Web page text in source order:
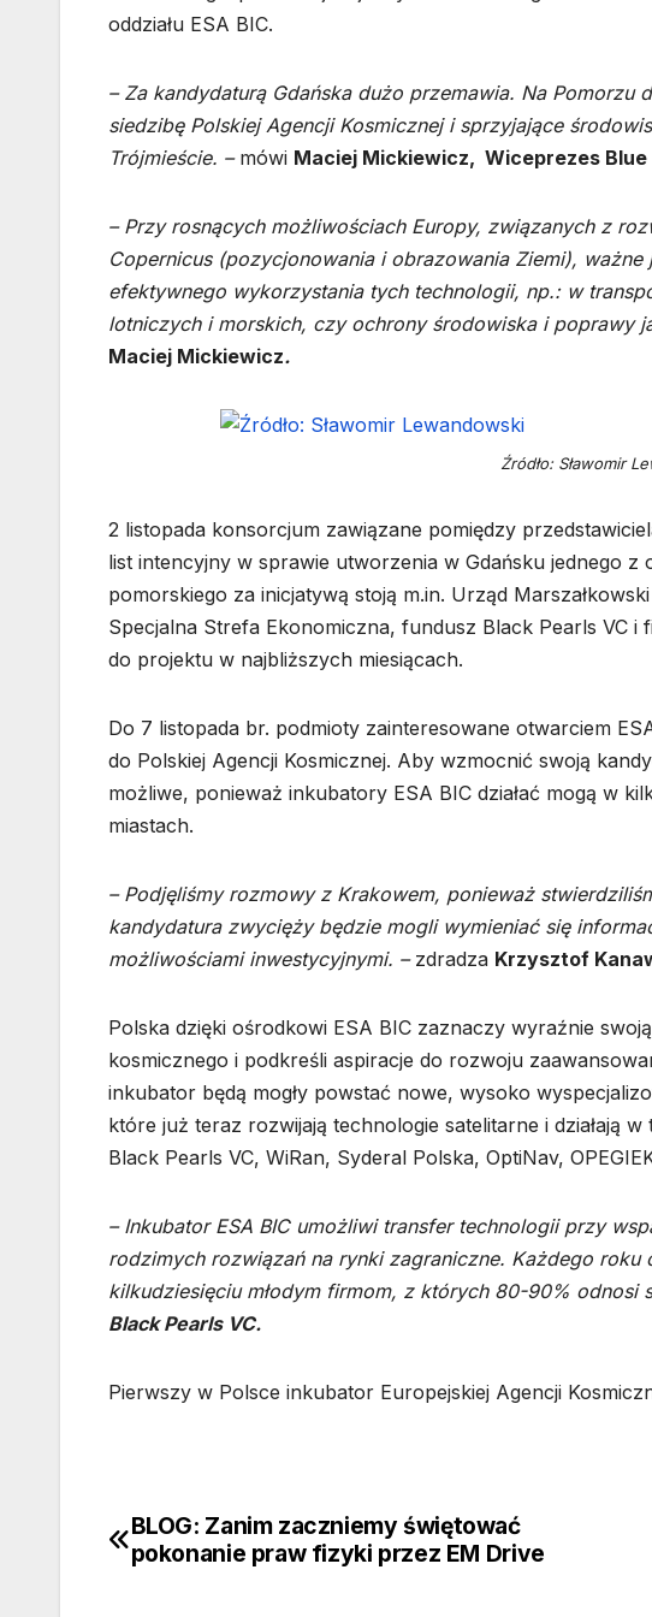
oddziału ESA BIC.
– Za kandydaturą Gdańska dużo przemawia. Na Pomorzu
siedzibę Polskiej Agencji Kosmicznej i sprzyjające
Trójmieście. – mówi Maciej Mickiewicz, Wiceprezes Blue
– Przy rosnących możliwościach Europy, związanych z
Copernicus (pozycjonowania i obrazowania Ziemi),
efektywnego wykorzystania tych technologii, np.: w
lotniczych i morskich, czy ochrony środowiska i poprawy
Maciej Mickiewicz.
Źródło: Sławomir
2 listopada konsorcjum zawiązane pomiędzy
list intencyjny w sprawie utworzenia w Gdańsku jednego z
pomorskiego za inicjatywą stoją m.in. Urząd
Specjalna Strefa Ekonomiczna, fundusz Black Pearls VC i
do projektu w najbliższych miesiącach.
Do 7 listopada br. podmioty zainteresowane otwarciem
do Polskiej Agencji Kosmicznej. Aby wzmocnić swoją
możliwe, ponieważ inkubatory ESA BIC działać mogą w
miastach.
– Podjęliśmy rozmowy z Krakowem, ponieważ
kandydatura zwycięży będzie mogli wymieniać się
możliwościami inwestycyjnymi. – zdradza Krzysztof
Polska dzięki ośrodkowi ESA BIC zaznaczy wyraźnie
kosmicznego i podkreśli aspiracje do rozwoju
inkubator będą mogły powstać nowe, wysoko
które już teraz rozwijają technologie satelitarne i działają
Black Pearls VC, WiRan, Syderal Polska, OptiNav,
– Inkubator ESA BIC umożliwi transfer technologii przy
rodzimych rozwiązań na rynki zagraniczne. Każdego roku
kilkudziesięciu młodym firmom, z których 80-90% odnosi
Black Pearls VC.
Pierwszy w Polsce inkubator Europejskiej Agencji
Nawigacja
BLOG: Zanim zaczniemy świętować
pokonanie praw fizyki przez EM Drive